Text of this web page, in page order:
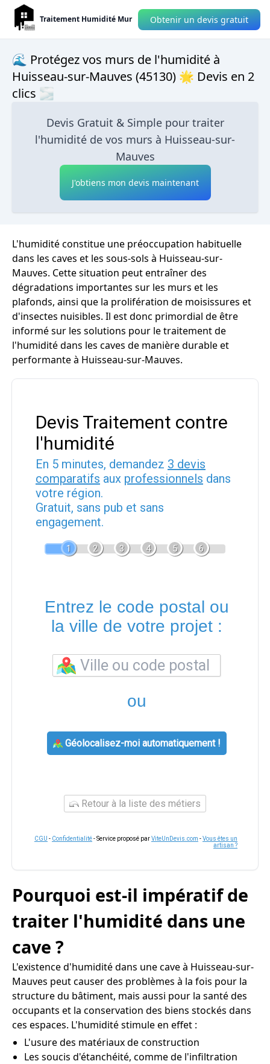
Traitement Humidité Mur Obtenir un devis gratuit
🌊 Protégez vos murs de l'humidité à
Huisseau-sur-Mauves (45130) 🌟 Devis en 2
clics 🌫
Devis Gratuit & Simple pour traiter
l'humidité de vos murs à Huisseau-sur-
Mauves
J'obtiens mon devis maintenant
L'humidité constitue une préoccupation habituelle
dans les caves et les sous-sols à Huisseau-sur-
Mauves. Cette situation peut entraîner des
dégradations importantes sur les murs et les
plafonds, ainsi que la prolifération de moisissures et
d'insectes nuisibles. Il est donc primordial de être
informé sur les solutions pour le traitement de
l'humidité dans les caves de manière durable et
performante à Huisseau-sur-Mauves.
Devis Traitement contre
l'humidité
En 5 minutes, demandez 3 devis
comparatifs aux professionnels dans
votre région.
Gratuit, sans pub et sans
engagement.
1 2 3 4 5 6
Entrez le code postal ou
la ville de votre projet :
ou
Géolocalisez-moi automatiquement !
Retour à la liste des métiers
CGU - Confidentialité- Service proposé parViteUnDevis.com -Vous êtes un
artisan ?
Pourquoi est-il impératif de
traiter l'humidité dans une
cave ?
L'existence d'humidité dans une cave à Huisseau-sur-
Mauves peut causer des problèmes à la fois pour la
structure du bâtiment, mais aussi pour la santé des
occupants et la conservation des biens stockés dans
ces espaces. L'humidité stimule en effet :
L'usure des matériaux de construction
Les soucis d'étanchéité, comme de l'infiltration